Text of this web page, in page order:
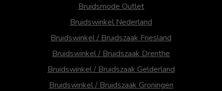
Bruidsmode Outlet
Bruidswinkel Nederland
Bruidswinkel / Bruidszaak Friesland
Bruidswinkel / Bruidszaak Drenthe
Bruidswinkel / Bruidszaak Gelderland
Bruidswinkel / Bruidszaak Groningen